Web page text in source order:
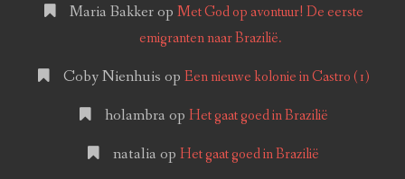
Maria Bakkerop Met God op avontuur! De eerste
emigranten naar Brazilië.
Coby Nienhuis op Een nieuwe kolonie in Castro (1)
holambra op Het gaat goed in Brazilië
natalia opHet gaat goed in Brazilië